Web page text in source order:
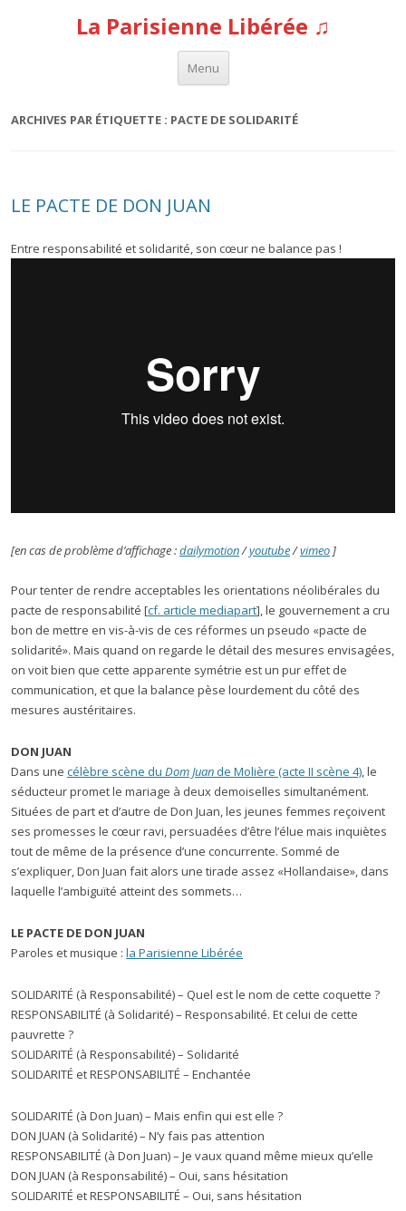
La Parisienne Libérée ♫
Menu
Aller au contenu
ARCHIVES PAR ÉTIQUETTE : PACTE DE SOLIDARITÉ
LE PACTE DE DON JUAN
Entre responsabilité et solidarité, son cœur ne balance pas !
[en cas de problème d’affichage :dailymotion/youtube/vimeo ]
Pour tenter de rendre acceptables les orientations néolibérales du
pacte de responsabilité [cf. article mediapart], le gouvernement a cru
bon de mettre en vis-à-vis de ces réformes un pseudo «pacte de
solidarité». Mais quand on regarde le détail des mesures envisagées,
on voit bien que cette apparente symétrie est un pur effet de
communication, et que la balance pèse lourdement du côté des
mesures austéritaires.
DON JUAN
Dans une célèbre scène du Dom Juande Molière (acte II scène 4), le
séducteur promet le mariage à deux demoiselles simultanément.
Situées de part et d’autre de Don Juan, les jeunes femmes reçoivent
ses promesses le cœur ravi, persuadées d’être l’élue mais inquiètes
tout de même de la présence d’une concurrente. Sommé de
s’expliquer, Don Juan fait alors une tirade assez «Hollandaise», dans
laquelle l’ambiguïté atteint des sommets…
LE PACTE DE DON JUAN
Paroles et musique : la Parisienne Libérée
SOLIDARITÉ (à Responsabilité) – Quel est le nom de cette coquette ?
RESPONSABILITÉ (à Solidarité) – Responsabilité. Et celui de cette
pauvrette ?
SOLIDARITÉ (à Responsabilité) – Solidarité
SOLIDARITÉ et RESPONSABILITÉ – Enchantée
SOLIDARITÉ (à Don Juan) – Mais enfin qui est elle ?
DON JUAN (à Solidarité) – N’y fais pas attention
RESPONSABILITÉ (à Don Juan) – Je vaux quand même mieux qu’elle
DON JUAN (à Responsabilité) – Oui, sans hésitation
SOLIDARITÉ et RESPONSABILITÉ – Oui, sans hésitation